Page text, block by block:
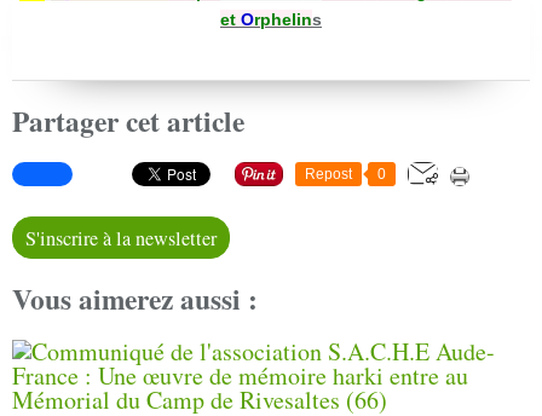
et Orphelins
Partager cet article
Repost 0
S'inscrire à la newsletter
Vous aimerez aussi :